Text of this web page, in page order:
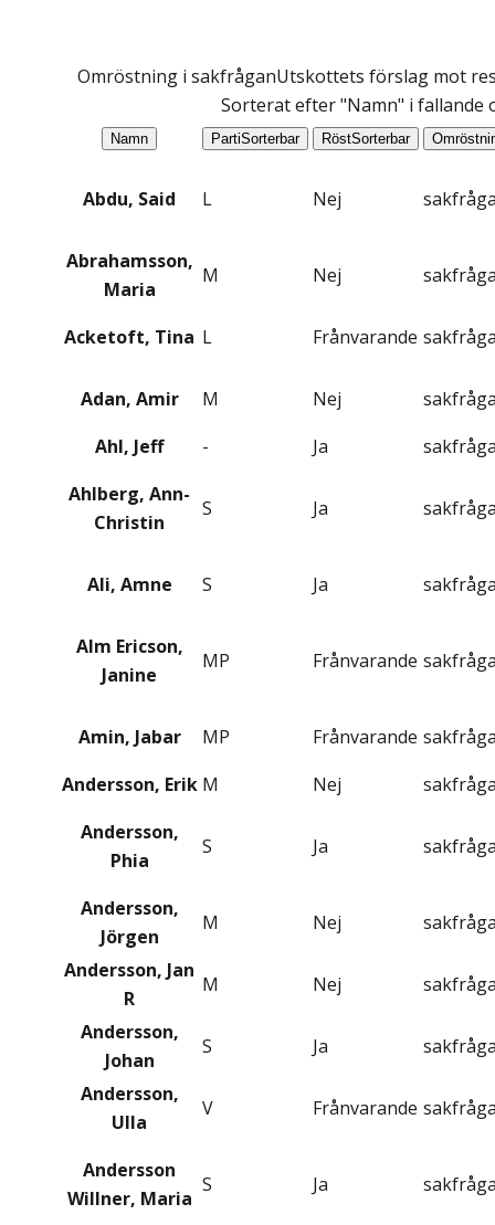
Omröstning i sakfråganUtskottets förslag mot
Sorterat efter "Namn" i fallande
Namn PartiSorterbar RöstSorterbar
Abdu, Said L Nej
Abrahamsson,
Maria
M Nej
Acketoft, Tina L Frånvarande
Adan, Amir M Nej
Ahl, Jeff
- Ja
Ahlberg, Ann-
Christin
S Ja
Ali, Amne S Ja
Alm Ericson,
Janine
MP Frånvarande
Amin, Jabar MP Frånvarande
Andersson, Erik M Nej
Andersson,
Phia
S Ja
Andersson,
Jörgen
M Nej
Andersson, Jan
R
M Nej
Andersson,
Johan
S Ja
Andersson,
Ulla
V Frånvarande
Andersson
Willner, Maria
S Ja